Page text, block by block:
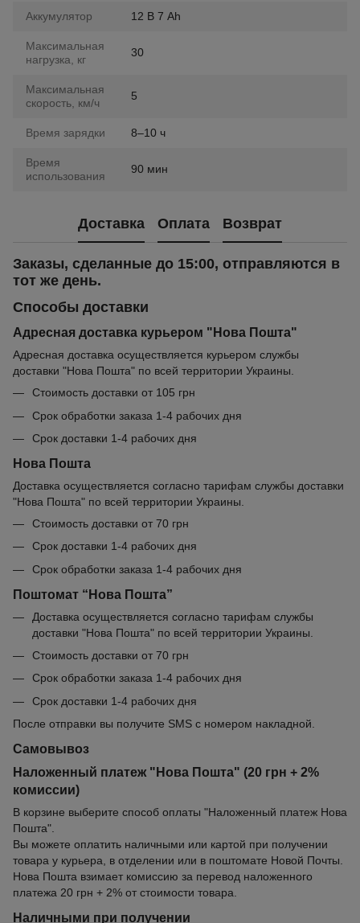
Аккумулятор 12 В 7 Ah
Максимальная
нагрузка, кг
30
Максимальная
скорость, км/ч
5
Время зарядки 8–10 ч
Время
использования
90 мин
Доставка Оплата Возврат
Заказы, сделанные до 15:00, отправляются в
тот же день.
Способы доставки
Адресная доставка курьером "Нова Пошта"
Адресная доставка осуществляется курьером службы
доставки "Нова Пошта" по всей территории Украины.
Стоимость доставки от 105 грн
Срок обработки заказа 1-4 рабочих дня
Срок доставки 1-4 рабочих дня
Нова Пошта
Доставка осуществляется согласно тарифам службы доставки
"Нова Пошта" по всей территории Украины.
Стоимость доставки от 70 грн
Срок доставки 1-4 рабочих дня
Срок обработки заказа 1-4 рабочих дня
Поштомат “Нова Пошта”
Доставка осуществляется согласно тарифам службы
доставки "Нова Пошта" по всей территории Украины.
Стоимость доставки от 70 грн
Срок обработки заказа 1-4 рабочих дня
Срок доставки 1-4 рабочих дня
После отправки вы получите SMS с номером накладной.
Самовывоз
Наложенный платеж "Нова Пошта" (20 грн + 2%
комиссии)
В корзине выберите способ оплаты "Наложенный платеж Нова
Пошта".
Вы можете оплатить наличными или картой при получении
товара у курьера, в отделении или в поштомате Новой Почты.
Нова Пошта взимает комиссию за перевод наложенного
платежа 20 грн + 2% от стоимости товара.
Наличными при получении